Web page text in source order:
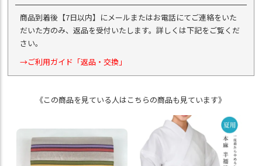
商品到着後【7日以内】にメールまたはお電話にてご連絡をいた
だいた方のみ、返品を受付いたします。詳しくは下記をご覧くだ
さい。
→ご利用ガイド「返品・交換」
《この商品を見ている人はこちらの商品も見ています》